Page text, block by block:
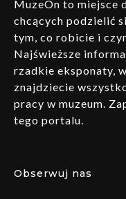
MuzeOn to miejsce
chcących podzielić
tym, co robicie i
Najświeższe
rzadkie eksponaty,
znajdziecie
pracy w muzeum.
tego portalu.
Obserwuj nas